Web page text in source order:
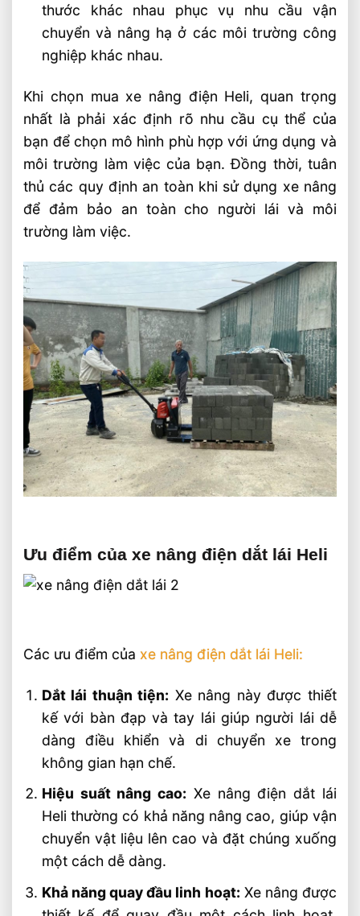
thước khác nhau phục vụ nhu cầu vận
chuyển và nâng hạ ở các môi trường công
nghiệp khác nhau.
Khi chọn mua xe nâng điện Heli, quan trọng
nhất là phải xác định rõ nhu cầu cụ thể của
bạn để chọn mô hình phù hợp với ứng dụng và
môi trường làm việc của bạn. Đồng thời, tuân
thủ các quy định an toàn khi sử dụng xe nâng
để đảm bảo an toàn cho người lái và môi
trường làm việc.
Ưu điểm của xe nâng điện dắt lái Heli
Các ưu điểm của xe nâng điện dắt lái Heli:
Dắt lái thuận tiện: Xe nâng này được thiết
kế với bàn đạp và tay lái giúp người lái dễ
dàng điều khiển và di chuyển xe trong
không gian hạn chế.
Hiệu suất nâng cao: Xe nâng điện dắt lái
Heli thường có khả năng nâng cao, giúp vận
chuyển vật liệu lên cao và đặt chúng xuống
một cách dễ dàng.
Khả năng quay đầu linh hoạt: Xe nâng được